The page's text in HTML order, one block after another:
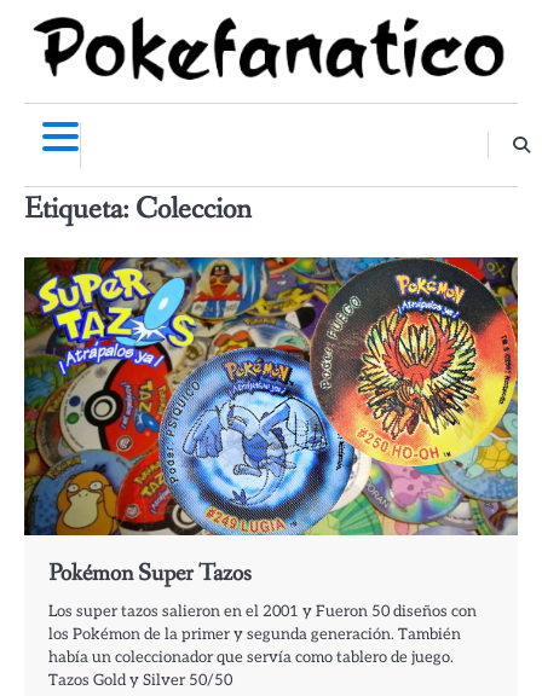
content
Etiqueta: Coleccion
Pokémon Super Tazos
Los super tazos salieron en el 2001 y Fueron 50 diseños con
los Pokémon de la primer y segunda generación. También
había un coleccionador que servía como tablero de juego.
Tazos Gold y Silver 50/50